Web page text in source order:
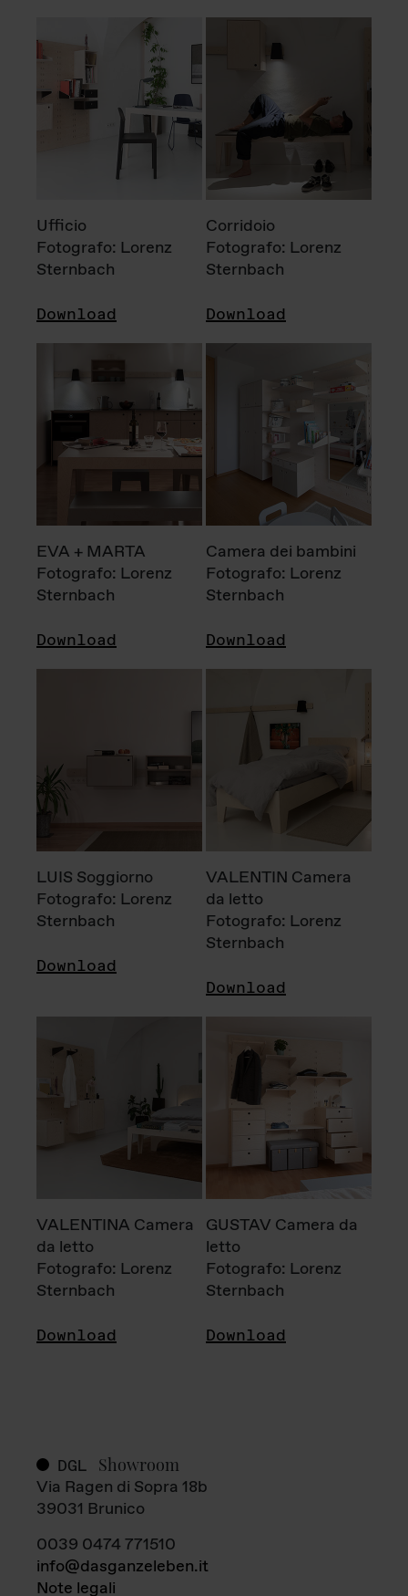
Ufficio
Fotografo: Lorenz
Sternbach
Download
Corridoio
Fotografo: Lorenz
Sternbach
Download
EVA + MARTA
Fotografo: Lorenz
Sternbach
Download
Camera dei bambini
Fotografo: Lorenz
Sternbach
Download
LUIS Soggiorno
Fotografo: Lorenz
Sternbach
Download
VALENTIN Camera
da letto
Fotografo: Lorenz
Sternbach
Download
VALENTINA Camera
da letto
Fotografo: Lorenz
Sternbach
Download
GUSTAV Camera da
letto
Fotografo: Lorenz
Sternbach
Download
DGL Showroom
Via Ragen di Sopra 18b
39031 Brunico
0039 0474 771510
info@dasganzeleben.it
Note legali